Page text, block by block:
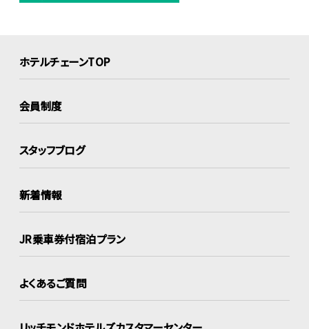
ホテルチェーンTOP
会員制度
スタッフブログ
新着情報
JR乗車券付宿泊プラン
よくあるご質問